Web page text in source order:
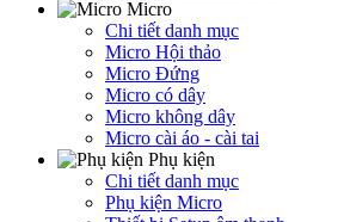
Micro
Chi tiết danh mục
Micro Hội thảo
Micro Đứng
Micro có dây
Micro không dây
Micro cài áo - cài tai
Phụ kiện
Chi tiết danh mục
Phụ kiện Micro